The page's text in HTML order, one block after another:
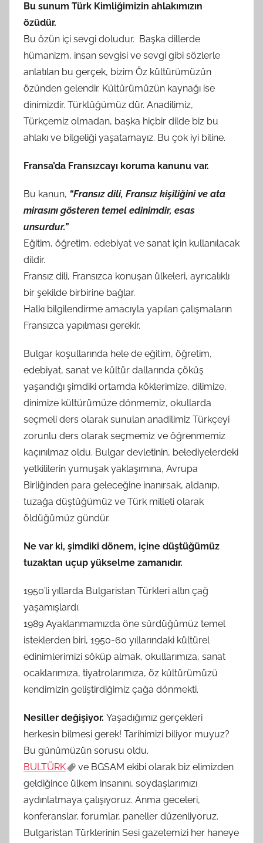
Bu sunum Türk Kimliğimizin ahlakımızın
özüdür.
Bu özün içi sevgi doludur. Başka dillerde
hümanizm, insan sevgisi ve sevgi gibi sözlerle
anlatılan bu gerçek, bizim Öz kültürümüzün
özünden gelendir. Kültürümüzün kaynağı ise
dinimizdir. Türklüğümüz dür. Anadilimiz,
Türkçemiz olmadan, başka hiçbir dilde biz bu
ahlakı ve bilgeliği yaşatamayız. Bu çok iyi biline.
Fransa’da Fransızcayı koruma kanunu var.
Bu kanun, “Fransız dili, Fransız kişiliğini ve ata
mirasını gösteren temel edinimdir, esas
unsurdur.”
Eğitim, öğretim, edebiyat ve sanat için kullanılacak
dildir.
Fransız dili, Fransızca konuşan ülkeleri, ayrıcalıklı
bir şekilde birbirine bağlar.
Halkı bilgilendirme amacıyla yapılan çalışmaların
Fransızca yapılması gerekir.
Bulgar koşullarında hele de eğitim, öğretim,
edebiyat, sanat ve kültür dallarında çöküş
yaşandığı şimdiki ortamda köklerimize, dilimize,
dinimize kültürümüze dönmemiz, okullarda
seçmeli ders olarak sunulan anadilimiz Türkçeyi
zorunlu ders olarak seçmemiz ve öğrenmemiz
kaçınılmaz oldu. Bulgar devletinin, belediyelerdeki
yetkililerin yumuşak yaklaşımına, Avrupa
Birliğinden para geleceğine inanırsak, aldanıp,
tuzağa düştüğümüz ve Türk milleti olarak
öldüğümüz gündür.
Ne var ki, şimdiki dönem, içine düştüğümüz
tuzaktan uçup yükselme zamanıdır.
1950’li yıllarda Bulgaristan Türkleri altın çağ
yaşamışlardı.
1989 Ayaklanmamızda öne sürdüğümüz temel
isteklerden biri, 1950-60 yıllarındaki kültürel
edinimlerimizi söküp almak, okullarımıza, sanat
ocaklarımıza, tiyatrolarımıza, öz kültürümüzü
kendimizin geliştirdiğimiz çağa dönmekti.
Nesiller değişiyor. Yaşadığımız gerçekleri
herkesin bilmesi gerek! Tarihimizi biliyor muyuz?
Bu günümüzün sorusu oldu.
BULTÜRK
ve BGSAM ekibi olarak biz elimizden
geldiğince ülkem insanını, soydaşlarımızı
aydınlatmaya çalışıyoruz. Anma geceleri,
konferanslar, forumlar, paneller düzenliyoruz.
Bulgaristan Türklerinin Sesi gazetemizi her haneye